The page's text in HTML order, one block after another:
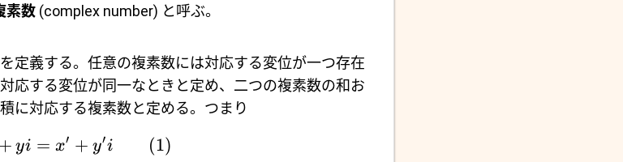
素数(complex number) と呼ぶ。
を定義する。任意の複素数には対応する変位が一つ存在
応する変位が同一なときと定め、二つの複素数の和お
に対応する複素数と定める。つまり
+ yi = x′ + y′i (1)